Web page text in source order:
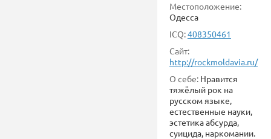
Местоположение:
Одесса
ICQ:408350461
Сайт:
http://rockmoldavia.ru/
О себе: Нравится
тяжёлый рок на
русском языке,
естественные науки,
эстетика абсурда,
суицида, наркомании.